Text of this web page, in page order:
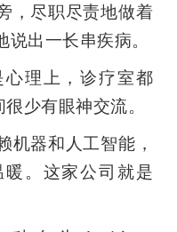
，尽职尽责地做着
出一长串疾病。
理上，诊疗室都
少有眼神交流。
机器和人工智能，
。这家公司就是